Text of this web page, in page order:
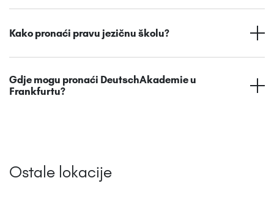
Kako pronaći pravu jezičnu školu?
Gdje mogu pronaći DeutschAkademie u
Frankfurtu?
Ostale lokacije